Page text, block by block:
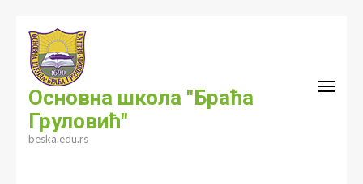
content
(Press
Enter)
Основна школа "Браћа
Груловић"
beska.edu.rs